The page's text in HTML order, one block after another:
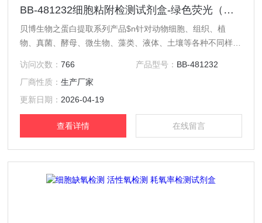
BB-481232细胞粘附检测试剂盒-绿色荧光（钙黄绿素）
贝博生物之蛋白提取系列产品$n针对动物细胞、组织、植
物、真菌、酵母、微生物、藻类、液体、土壤等各种不同样本
酶体、高尔基体、内质网、外泌体等细胞不同部位的蛋白提取
试剂盒。
访问次数：766 产品型号： BB-481232
厂商性质：生产厂家
更新日期： 2026-04-19
查看详情 在线留言